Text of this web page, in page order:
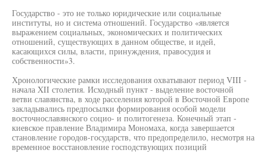
Государство - это не только юридические или социальные
институты, но и система отношений. Государство «является
выражением социальных, экономических и политических
отношений, существующих в данном обществе, и идей,
касающихся силы, власти, принуждения, правосудия и
собственности»3.
Хронологические рамки исследования охватывают период VIII -
начала XII столетия. Исходный пункт - выделение восточной
ветви славянства, в ходе расселения которой в Восточной Европе
закладывались предпосылки формирования особой модели
восточнославянского социо- и политогенеза. Конечный этап -
киевское правление Владимира Мономаха, когда завершается
становление городов-государств, что предопределило, несмотря на
временное восстановление господствующих позиций